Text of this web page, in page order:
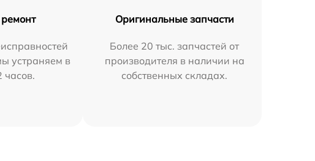
устраняем в
часов.
Оригинальные запчасти
Более 20 тыс. запчастей от
производителя в наличии на
собственных складах.